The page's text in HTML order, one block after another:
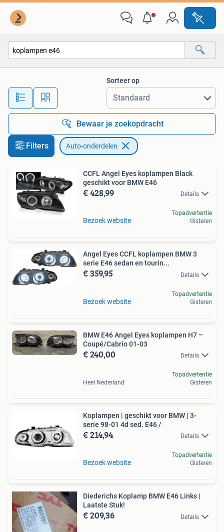
Alle afstanden…
Sorteer op
Bewaar je zoekopdracht
Filters Auto-onderdelen
CCFL Angel Eyes koplampen Black
geschikt voor BMW E46
€ 428,99 Details
Bezoek website
Topadvertentie
Gisteren
Angel Eyes CCFL koplampen BMW 3
serie E46 sedan en tourin...
€ 359,95 Details
Bezoek website
Topadvertentie
Gisteren
BMW E46 Angel Eyes koplampen H7 –
Coupé/Cabrio 01-03
€ 240,00 Details
Heel Nederland
Topadvertentie
Gisteren
Koplampen | geschikt voor BMW | 3-
serie 98-01 4d sed. E46 /
€ 214,94 Details
Bezoek website
Topadvertentie
Gisteren
Diederichs Koplamp BMW E46 Links |
Laatste Stuk!
€ 209,36 Details